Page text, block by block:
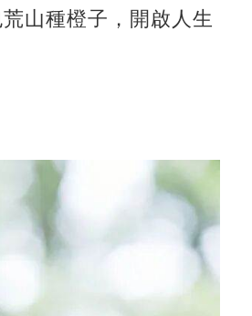
山種橙子，開啟人生